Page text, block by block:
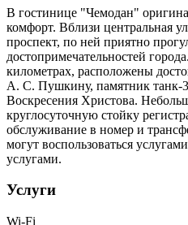
В гостинице "Чемодан"
комфорт. Вблизи центральная
проспект, по ней приятно
достопримечательностей
километрах, расположены
А. С. Пушкину, памятник танк-
Воскресения Христова.
круглосуточную стойку
обслуживание в номер и
могут воспользоваться
услугами.
Услуги
Wi-Fi